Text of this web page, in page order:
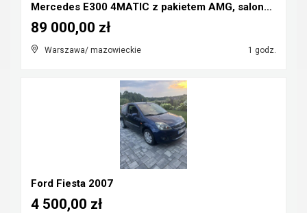
Mercedes E300 4MATIC z pakietem AMG, salonPL, bezw...
Warszawa/ mazowieckie 1 godz.
89 000,00 zł
Ford Fiesta 2007
4 500,00 zł